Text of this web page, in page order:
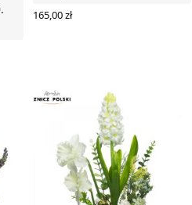
165,00zł